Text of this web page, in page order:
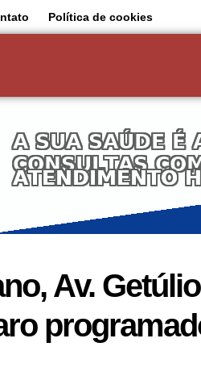
Política de cookies
Av.